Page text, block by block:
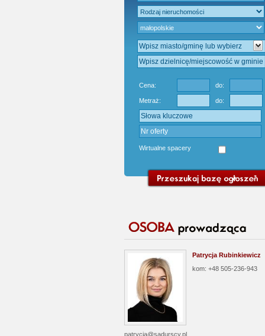
Cena: do:
Metraż: do:
Wirtualne spacery
Patrycja Rubinkiewicz
kom: +48 505-236-943
patrycja@sadurscy.pl